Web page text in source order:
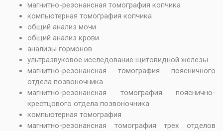
магнитно-резонансная томография копчика
компьютерная томография копчика
общий анализ мочи
общий анализ крови
анализы гормонов
ультразвуковое исследование щитовидной железы
магнитно-резонансная томография поясничного
отдела позвоночника
магнитно-резонансная томография пояснично-
крестцового отдела позвоночника
компьютерная томография
магнитно-резонансная томография трех отделов